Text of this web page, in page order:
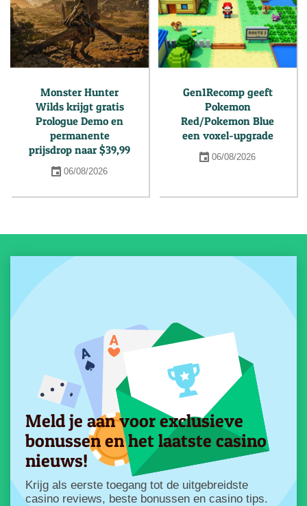
Monster Hunter
Wilds krijgt gratis
Prologue Demo en
permanente
prijsdrop naar $39,99
06/08/2026
Gen1Recomp geeft
Pokemon
Red/Pokemon Blue
een voxel-upgrade
06/08/2026
Meld je aan voor exclusieve
bonussen en het laatste casino
nieuws!
Krijg als eerste toegang tot de uitgebreidste
casino reviews, beste bonussen en casino tips.